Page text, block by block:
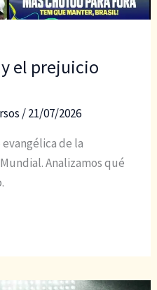
el prejuicio
/21/07/2026
de la
Analizamos qué